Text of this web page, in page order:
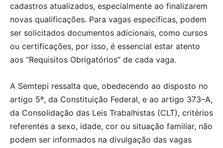
cadastros atualizados, especialmente ao finalizarem
novas qualificações. Para vagas específicas, podem
ser solicitados documentos adicionais, como cursos
ou certificações, por isso, é essencial estar atento
aos “Requisitos Obrigatórios” de cada vaga.
A Semtepi ressalta que, obedecendo ao disposto no
artigo 5º, da Constituição Federal, e ao artigo 373–A,
da Consolidação das Leis Trabalhistas (CLT), critérios
referentes a sexo, idade, cor ou situação familiar, não
podem ser informados na divulgação das vagas